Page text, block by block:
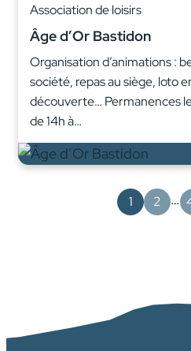
Association de loisirs
Âge d’Or Bastidon
Organisation d’animations :
société, repas au siège, loto
découverte… Permanences
de 14h à…
1 2 …